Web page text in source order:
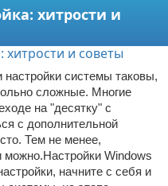
хитрости и
системы таковы,
сложные. Многие
на "десятку" с
с дополнительной
Тем не менее,
можно.Настройки Windows
начните с себя и